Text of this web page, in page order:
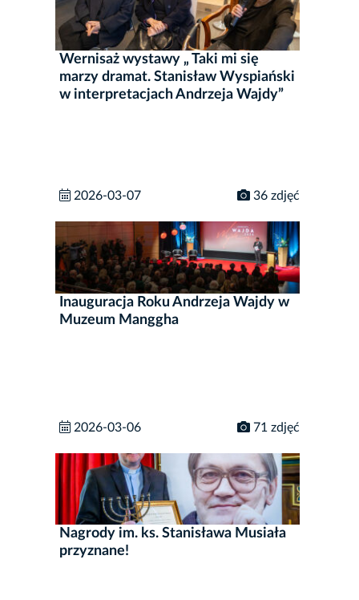
Wernisaż wystawy „ Taki mi się
marzy dramat. Stanisław Wyspiański
w interpretacjach Andrzeja Wajdy”
2026-03-07 36 zdjęć
Inauguracja Roku Andrzeja Wajdy w
Muzeum Manggha
2026-03-06 71 zdjęć
Nagrody im. ks. Stanisława Musiała
przyznane!